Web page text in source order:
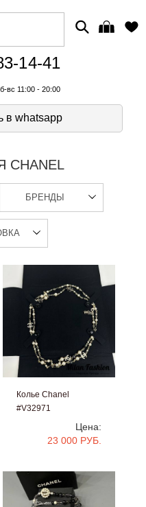
14-41
вс 11:00 - 20:00
в whatsapp
БРЕНДЫ
Колье Chanel
#V32971
Цена:
23 000 РУБ.